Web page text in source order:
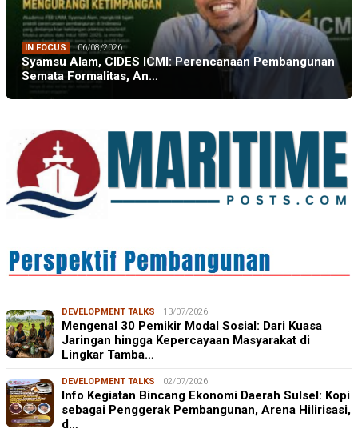
IN FOCUS 06/08/2026
Syamsu Alam, CIDES ICMI: Perencanaan Pembangunan
Semata Formalitas, An…
DEVELOPMENT TALKS 13/07/2026
Mengenal 30 Pemikir Modal Sosial: Dari Kuasa
Jaringan hingga Kepercayaan Masyarakat di
Lingkar Tamba…
DEVELOPMENT TALKS 02/07/2026
Info Kegiatan Bincang Ekonomi Daerah Sulsel: Kopi
sebagai Penggerak Pembangunan, Arena Hilirisasi,
d…